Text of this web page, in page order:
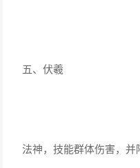
五、伏羲
法神，技能群体伤害，并